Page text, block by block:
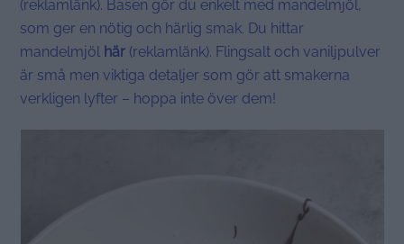
(reklamlänk). Basen gör du enkelt med mandelmjöl,
som ger en nötig och härlig smak. Du hittar
mandelmjöl här (reklamlänk). Flingsalt och vaniljpulver
är små men viktiga detaljer som gör att smakerna
verkligen lyfter – hoppa inte över dem!